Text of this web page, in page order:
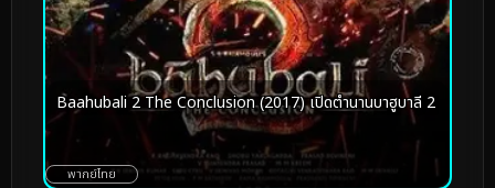
Baahubali 2 The Conclusion (2017) เปิดตำนานบาฮูบาลี 2
พากย์ไทย